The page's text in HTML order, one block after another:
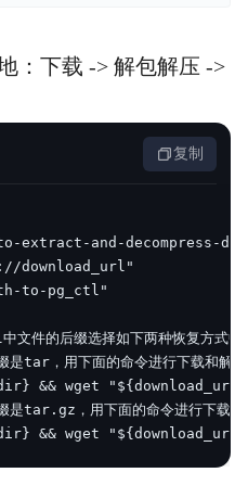
：下载 -> 解包解压 ->
复制
&& wget